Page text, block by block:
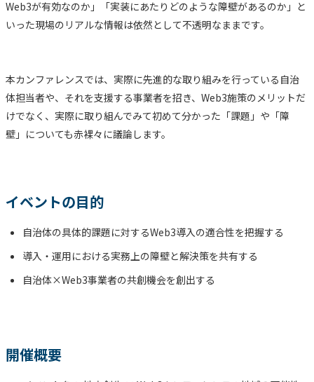
Web3が有効なのか」「実装にあたりどのような障壁があるのか」と
いった現場のリアルな情報は依然として不透明なままです。
本カンファレンスでは、実際に先進的な取り組みを行っている自治
体担当者や、それを支援する事業者を招き、Web3施策のメリットだ
けでなく、実際に取り組んでみて初めて分かった「課題」や「障
壁」についても赤裸々に議論します。
イベントの目的
自治体の具体的課題に対するWeb3導入の適合性を把握する
導入・運用における実務上の障壁と解決策を共有する
自治体×Web3事業者の共創機会を創出する
開催概要